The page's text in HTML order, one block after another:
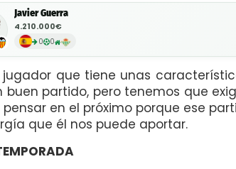
Javier Guerra
4.210.000€
0 0
jugador que tiene unas
buen partido, pero tenemos que
en el próximo porque ese
que él nos puede aportar.